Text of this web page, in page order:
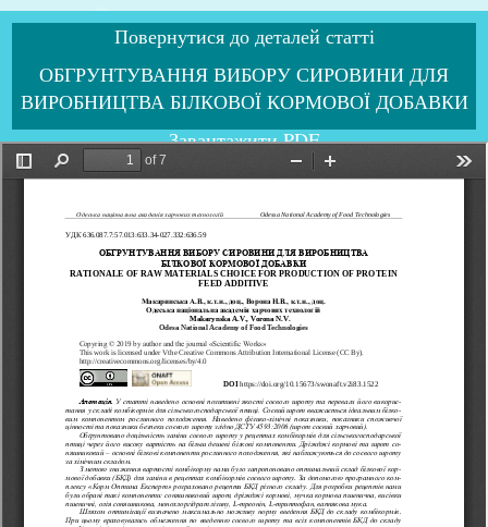
Повернутися до деталей статті
ОБГРУНТУВАННЯ ВИБОРУ СИРОВИНИ ДЛЯ
ВИРОБНИЦТВА БІЛКОВОЇ КОРМОВОЇ ДОБАВКИ
Завантажити PDF